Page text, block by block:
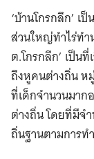
‘บ้านโกรกลึก’
ส่วนใหญ่ทำไร่ท
ต.โกรกลึก’ เป็น
ถึงหูคนต่างถิ่น ห
ที่เด็กจำนวนมาก
ต่างถิ่น โดยที่มีจ
ถิ่นฐานตามการ